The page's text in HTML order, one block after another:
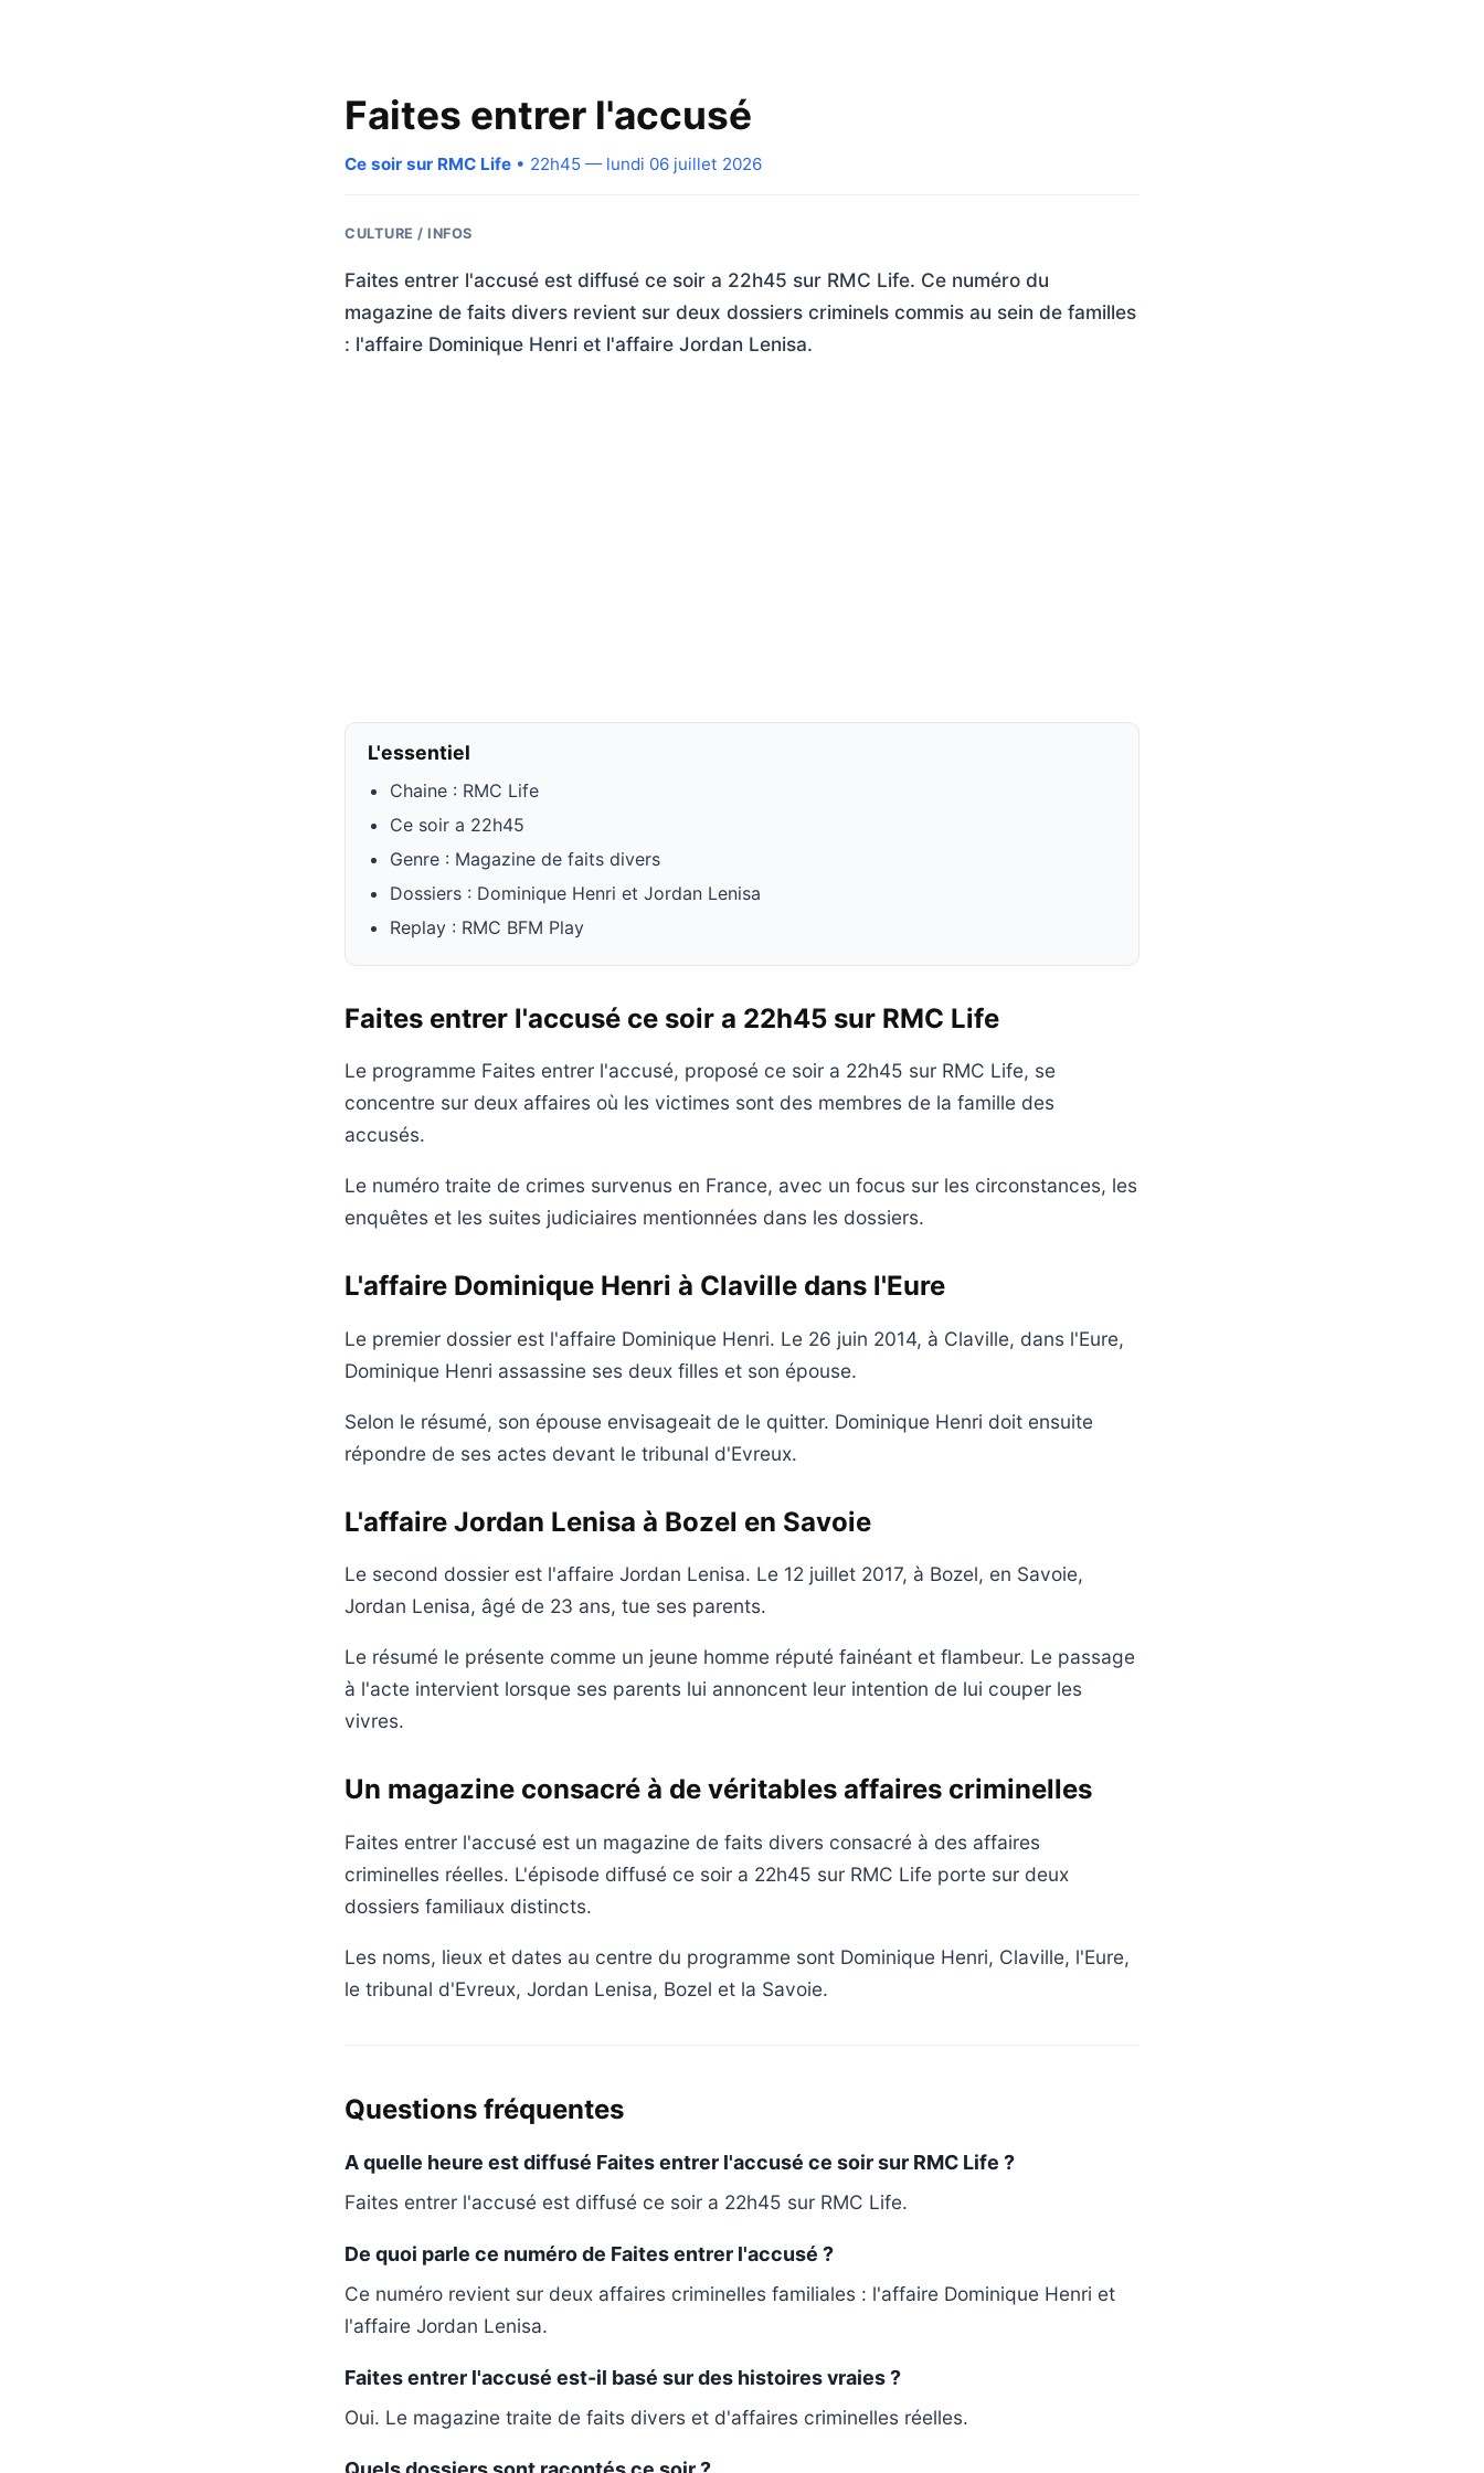
Faites entrer l'accusé
Ce soir sur RMC Life • 22h45 — lundi 06 juillet 2026
CULTURE / INFOS
Faites entrer l'accusé est diffusé ce soir a 22h45 sur RMC Life. Ce numéro du
magazine de faits divers revient sur deux dossiers criminels commis au sein de familles
: l'affaire Dominique Henri et l'affaire Jordan Lenisa.
L'essentiel
Chaine : RMC Life
Ce soir a 22h45
Genre : Magazine de faits divers
Dossiers : Dominique Henri et Jordan Lenisa
Replay : RMC BFM Play
Faites entrer l'accusé ce soir a 22h45 sur RMC Life
Le programme Faites entrer l'accusé, proposé ce soir a 22h45 sur RMC Life, se
concentre sur deux affaires où les victimes sont des membres de la famille des
accusés.
Le numéro traite de crimes survenus en France, avec un focus sur les circonstances, les
enquêtes et les suites judiciaires mentionnées dans les dossiers.
L'affaire Dominique Henri à Claville dans l'Eure
Le premier dossier est l'affaire Dominique Henri. Le 26 juin 2014, à Claville, dans l'Eure,
Dominique Henri assassine ses deux filles et son épouse.
Selon le résumé, son épouse envisageait de le quitter. Dominique Henri doit ensuite
répondre de ses actes devant le tribunal d'Evreux.
L'affaire Jordan Lenisa à Bozel en Savoie
Le second dossier est l'affaire Jordan Lenisa. Le 12 juillet 2017, à Bozel, en Savoie,
Jordan Lenisa, âgé de 23 ans, tue ses parents.
Le résumé le présente comme un jeune homme réputé fainéant et flambeur. Le passage
à l'acte intervient lorsque ses parents lui annoncent leur intention de lui couper les
vivres.
Un magazine consacré à de véritables affaires criminelles
Faites entrer l'accusé est un magazine de faits divers consacré à des affaires
criminelles réelles. L'épisode diffusé ce soir a 22h45 sur RMC Life porte sur deux
dossiers familiaux distincts.
Les noms, lieux et dates au centre du programme sont Dominique Henri, Claville, l'Eure,
le tribunal d'Evreux, Jordan Lenisa, Bozel et la Savoie.
Questions fréquentes
A quelle heure est diffusé Faites entrer l'accusé ce soir sur RMC Life ?
Faites entrer l'accusé est diffusé ce soir a 22h45 sur RMC Life.
De quoi parle ce numéro de Faites entrer l'accusé ?
Ce numéro revient sur deux affaires criminelles familiales : l'affaire Dominique Henri et
l'affaire Jordan Lenisa.
Faites entrer l'accusé est-il basé sur des histoires vraies ?
Oui. Le magazine traite de faits divers et d'affaires criminelles réelles.